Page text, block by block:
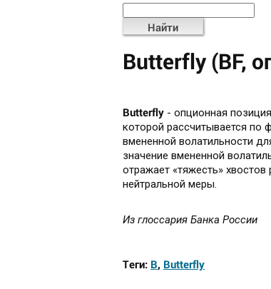
Найти
Butterfly (BF,
Butterfly - опционная
которой рассчитывается по
вмененной волатильности
значение вмененной
отражает «тяжесть»
нейтральной меры.
Из глоссария Банка России
Теги: B, Butterfly